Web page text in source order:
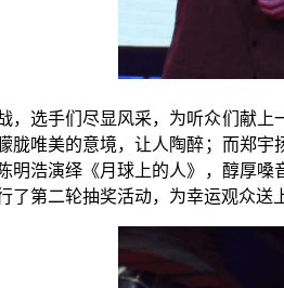
，选手们尽显风采，为听众们献
胧唯美的意境，让人陶醉；而郑
明浩演绎《月球上的人》，醇厚
了第二轮抽奖活动，为幸运观众送